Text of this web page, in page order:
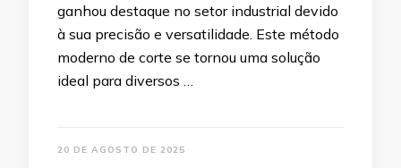
ganhou destaque no setor industrial devido
à sua precisão e versatilidade. Este método
moderno de corte se tornou uma solução
ideal para diversos …
20 DE AGOSTO DE 2025